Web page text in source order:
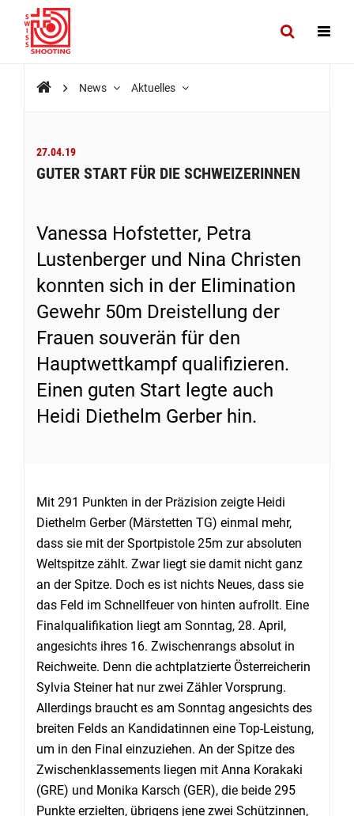
News Aktuelles
27.04.19
GUTER START FÜR DIE SCHWEIZERINNEN
Vanessa Hofstetter, Petra
Lustenberger und Nina Christen
konnten sich in der Elimination
Gewehr 50m Dreistellung der
Frauen souverän für den
Hauptwettkampf qualifizieren.
Einen guten Start legte auch
Heidi Diethelm Gerber hin.
Mit 291 Punkten in der Präzision zeigte Heidi
Diethelm Gerber (Märstetten TG) einmal mehr,
dass sie mit der Sportpistole 25m zur absoluten
Weltspitze zählt. Zwar liegt sie damit nicht ganz
an der Spitze. Doch es ist nichts Neues, dass sie
das Feld im Schnellfeuer von hinten aufrollt. Eine
Finalqualifikation liegt am Sonntag, 28. April,
angesichts ihres 16. Zwischenrangs absolut in
Reichweite. Denn die achtplatzierte Österreicherin
Sylvia Steiner hat nur zwei Zähler Vorsprung.
Allerdings braucht es am Sonntag angesichts des
breiten Felds an Kandidatinnen eine Top-Leistung,
um in den Final einzuziehen. An der Spitze des
Zwischenklassements liegen mit Anna Korakaki
(GRE) und Monika Karsch (GER), die beide 295
Punkte erzielten, übrigens jene zwei Schützinnen,